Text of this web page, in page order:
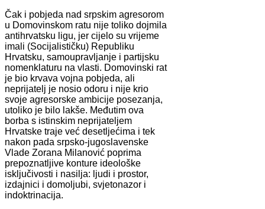
Čak i pobjeda nad srpskim agresorom
u Domovinskom ratu nije toliko dojmila
antihrvatsku ligu, jer cijelo su vrijeme
imali (Socijalističku) Republiku
Hrvatsku, samoupravljanje i partijsku
nomenklaturu na vlasti. Domovinski rat
je bio krvava vojna pobjeda, ali
neprijatelj je nosio odoru i nije krio
svoje agresorske ambicije posezanja,
utoliko je bilo lakše. Međutim ova
borba s istinskim neprijateljem
Hrvatske traje već desetljećima i tek
nakon pada srpsko-jugoslavenske
Vlade Zorana Milanović poprima
prepoznatljive konture ideološke
isključivosti i nasilja: ljudi i prostor,
izdajnici i domoljubi, svjetonazor i
indoktrinacija.